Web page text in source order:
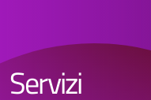
Servizi